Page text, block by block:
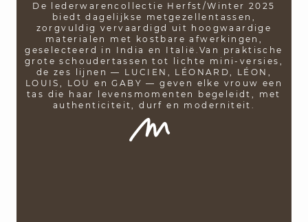
De lederwarencollectie Herfst/Winter 2025
biedt dagelijkse metgezellen­tassen,
zorgvuldig vervaardigd uit hoogwaardige
materialen met kostbare afwerkingen,
geselecteerd in India en Italië.Van praktische
grote schoudertassen tot lichte mini-versies,
de zes lijnen — LUCIEN, LÉONARD, LÉON,
LOUIS, LOU en GABY — geven elke vrouw een
tas die haar levensmomenten begeleidt, met
authenticiteit, durf en moderniteit.